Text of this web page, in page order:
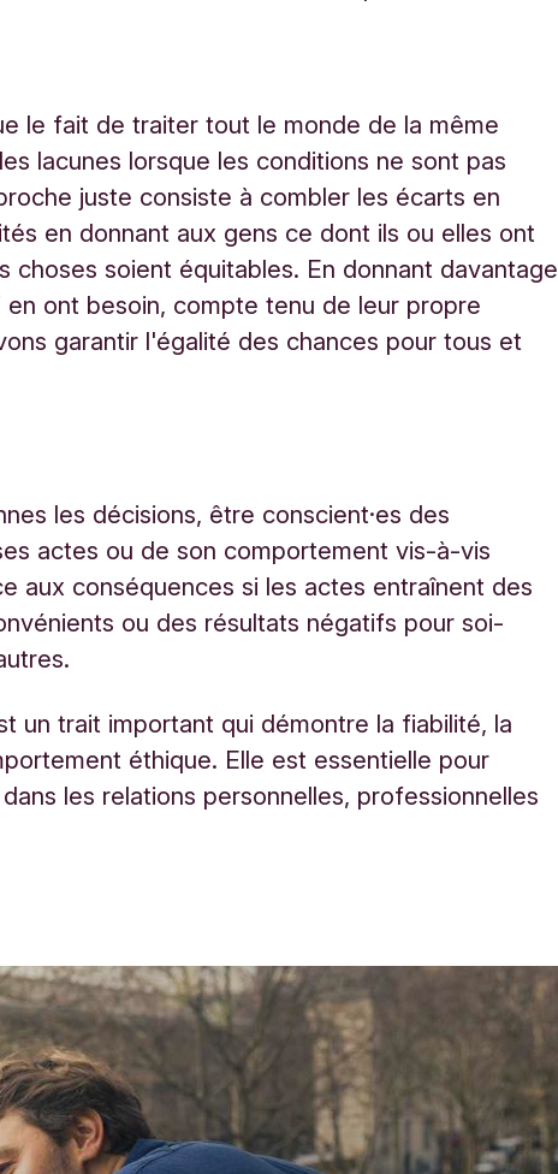
le fait de traiter tout le monde de la même
lacunes lorsque les conditions ne sont pas
juste consiste à combler les écarts en
en donnant aux gens ce dont ils ou elles ont
choses soient équitables. En donnant davantage
ont besoin, compte tenu de leur propre
garantir l'égalité des chances pour tous et
les décisions, être conscient·es des
actes ou de son comportement vis-à-vis
aux conséquences si les actes entraînent des
ou des résultats négatifs pour soi-
un trait important qui démontre la fiabilité, la
éthique. Elle est essentielle pour
les relations personnelles, professionnelles